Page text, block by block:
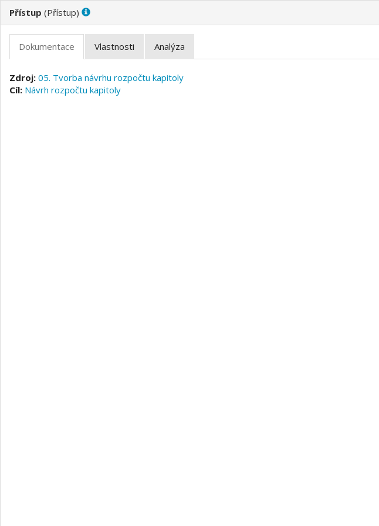
( )
05. Tvorba návrhu rozpočtu kapitoly
Návrh rozpočtu kapitoly